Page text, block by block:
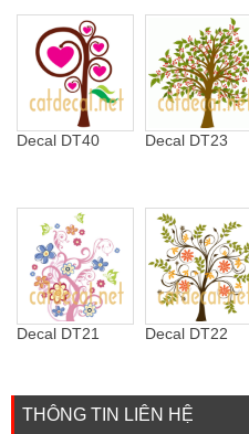
Decal DT40 Decal DT23
Decal DT21 Decal DT22
THÔNG TIN LIÊN HỆ